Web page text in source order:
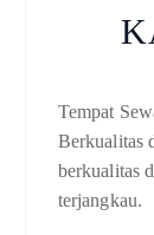
Tempat
Berkualitas
berkualitas
terjangkau.